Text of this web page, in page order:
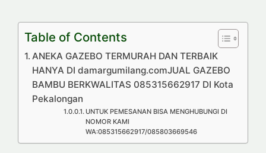
Table of Contents
ANEKA GAZEBO TERMURAH DAN TERBAIK
HANYA DI damargumilang.comJUAL GAZEBO
BAMBU BERKWALITAS 085315662917 DI Kota
Pekalongan
UNTUK PEMESANAN BISA MENGHUBUNGI DI
NOMOR KAMI
WA:085315662917/085803669546